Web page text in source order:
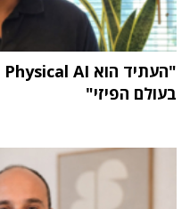
בעולם הפיזי"